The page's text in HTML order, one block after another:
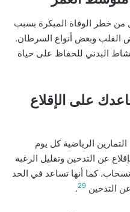
من خطر الوفاة المبكرة بسبب
القلب وبعض أنواع السرطان.
البدني للحفاظ على حياة
على الإقلاع
الرياضية كل يوم
عن التدخين وتقليل الرغبة
كما أنها تساعد في الحد
التدخين 29
.